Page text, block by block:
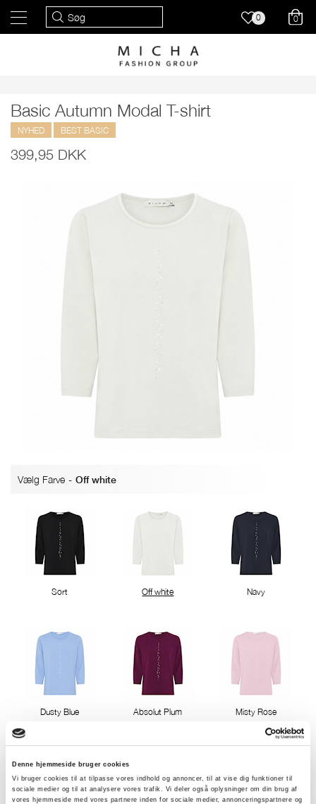
Denne hjemmeside bruger cookies
Vi bruger cookies til at tilpasse vores indhold og annoncer, til at vise dig funktioner til
sociale medier og til at analysere vores trafik. Vi deler også oplysninger om din brug af
vores hjemmeside med vores partnere inden for sociale medier, annonceringspartnere og
0 0
Basic Autumn Modal T-shirt
NYHED BEST BASIC
399,95 DKK
Vælg Farve - Off white
Sort Off white Navy
Dusty Blue Absolut Plum Misty Rose